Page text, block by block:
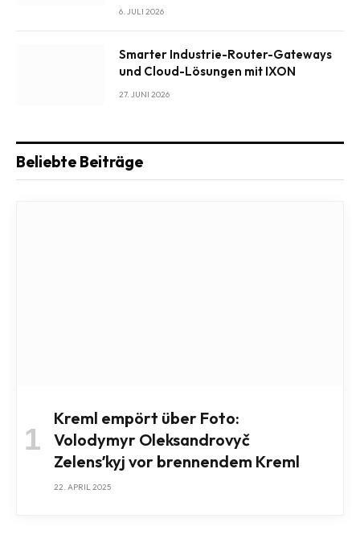
6. JULI 2026
Smarter Industrie-Router-Gateways
und Cloud-Lösungen mit IXON
27. JUNI 2026
Beliebte Beiträge
Kreml empört über Foto:
Volodymyr Oleksandrovyč
Zelensʹkyj vor brennendem Kreml
22. APRIL 2025